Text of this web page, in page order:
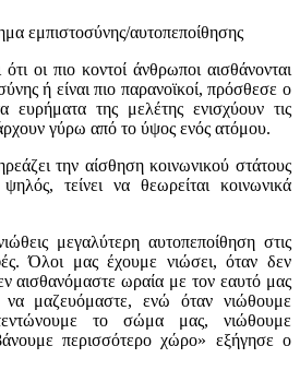
εμπιστοσύνης/αυτοπεποίθησης
οι πιο κοντοί άνθρωποι αισθάνονται
ή είναι πιο παρανοϊκοί, πρόσθεσε ο
της μελέτης ενισχύουν τις
γύρω από το ύψος ενός ατόμου.
την αίσθηση κοινωνικού στάτους
τείνει να θεωρείται κοινωνικά
μεγαλύτερη αυτοπεποίθηση στις
Όλοι μας έχουμε νιώσει, όταν δεν
αισθανόμαστε ωραία με τον εαυτό μας
να μαζευόμαστε, ενώ όταν νιώθουμε
το σώμα μας, νιώθουμε
περισσότερο χώρο» εξήγησε ο